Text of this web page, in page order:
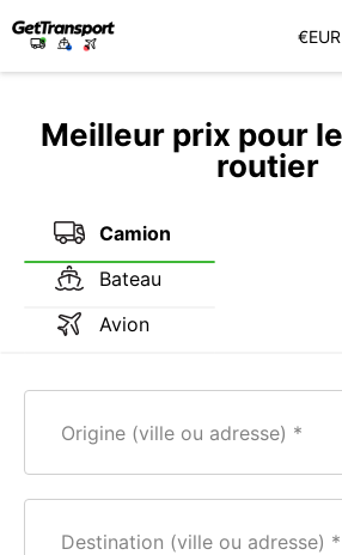
€EUR
Meilleur prix pour
routier
Camion
Bateau
Avion
Origine (ville ou adresse)
Destination (ville ou adresse)